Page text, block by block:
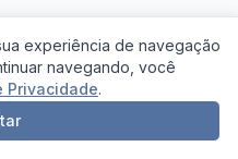
experiência de navegação
navegando, você
Privacidade.